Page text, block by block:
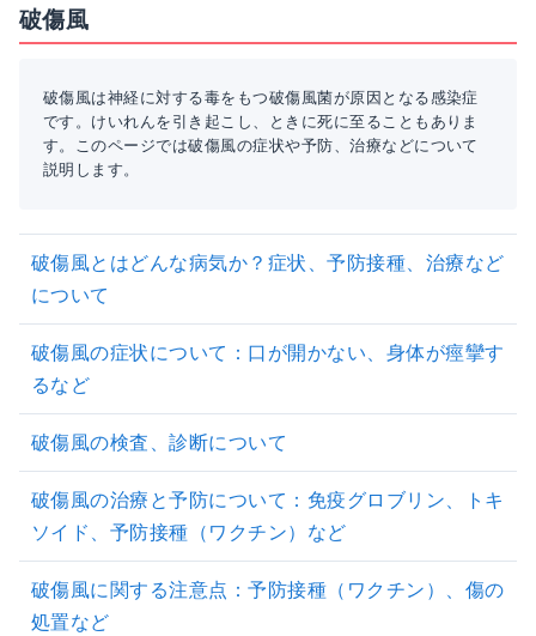
破傷風
破傷風は神経に対する毒をもつ破傷風菌が原因となる感染症
です。けいれんを引き起こし、ときに死に至ることもありま
す。このページでは破傷風の症状や予防、治療などについて
説明します。
破傷風とはどんな病気か？症状、予防接種、治療など
について
破傷風の症状について：口が開かない、身体が痙攣す
るなど
破傷風の検査、診断について
破傷風の治療と予防について：免疫グロブリン、トキ
ソイド、予防接種（ワクチン）など
破傷風に関する注意点：予防接種（ワクチン）、傷の
処置など